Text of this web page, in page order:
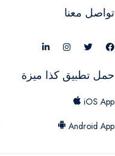
تواصل معنا
حمل تطبيق كذا ميزة
iOS App
Android App